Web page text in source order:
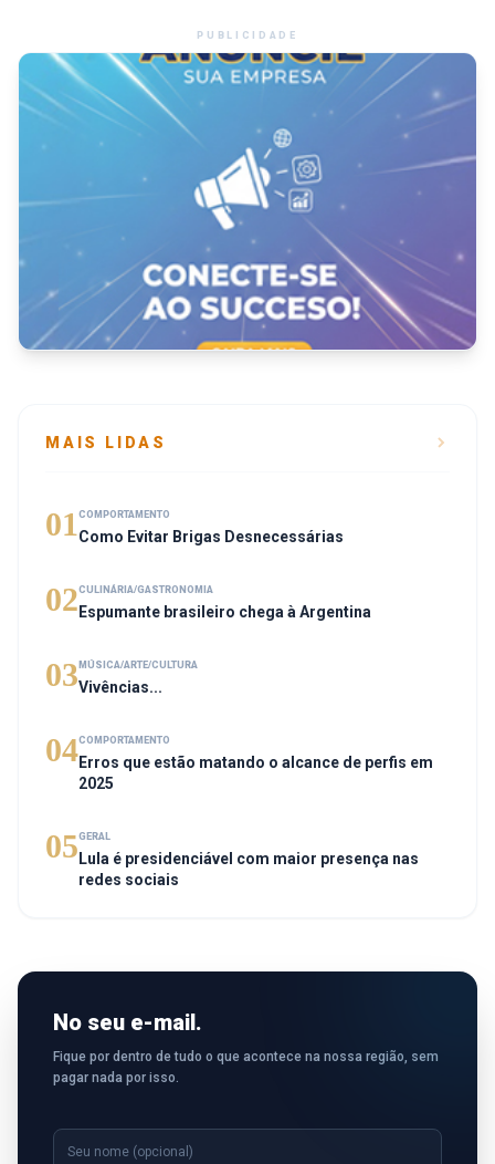
PUBLICIDADE
MAIS LIDAS
01 COMPORTAMENTO
Como Evitar Brigas Desnecessárias
02CULINÁRIA/GASTRONOMIA
Espumante brasileiro chega à Argentina
03 MÚSICA/ARTE/CULTURA
Vivências...
04COMPORTAMENTO
Erros que estão matando o alcance de perfis em
2025
05GERAL
Lula é presidenciável com maior presença nas
redes sociais
No seu e-mail.
Fique por dentro de tudo o que acontece na nossa região, sem
pagar nada por isso.